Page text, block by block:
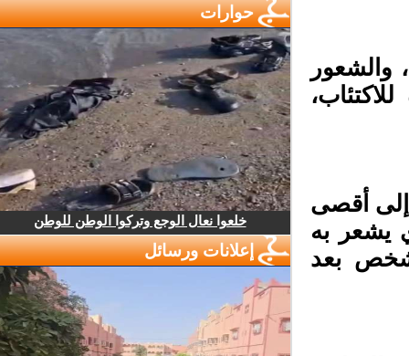
أقصى
يشعر به
بعد
حوارات
خلعوا نعال الوجع وتركوا الوطن للوطن
إعلانات ورسائل